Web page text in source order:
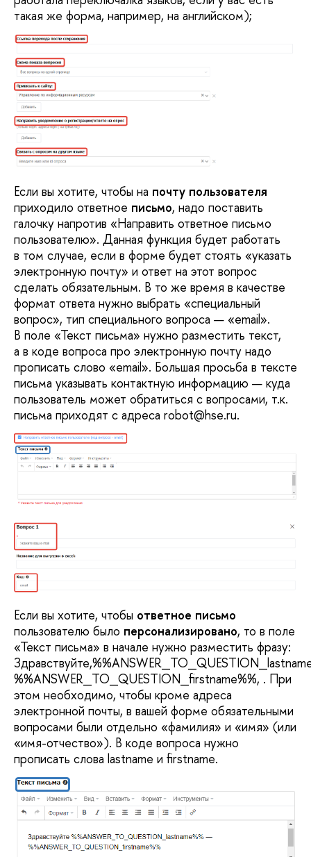
такая же форма, например, на английском);
Если вы хотите, чтобы на почту пользователя
приходило ответное письмо, надо поставить
галочку напротив «Направить ответное письмо
пользователю». Данная функция будет работать
в том случае, если в форме будет стоять «указать
электронную почту» и ответ на этот вопрос
сделать обязательным. В то же время в качестве
формат ответа нужно выбрать «специальный
вопрос», тип специального вопроса — «email».
В поле «Текст письма» нужно разместить текст,
а в коде вопроса про электронную почту надо
прописать слово «email». Большая просьба в тексте
письма указывать контактную информацию — куда
пользователь может обратиться с вопросами, т.к.
письма приходят с адреса robot@hse.ru.
Если вы хотите, чтобы ответное письмо
пользователю было персонализировано, то в поле
«Текст письма» в начале нужно разместить фразу:
%%ANSWER_TO_QUESTION_firstname%%, . При
этом необходимо, чтобы кроме адреса
электронной почты, в вашей форме обязательными
вопросами были отдельно «фамилия» и «имя» (или
«имя-отчество»). В коде вопроса нужно
прописать слова lastname и firstname.